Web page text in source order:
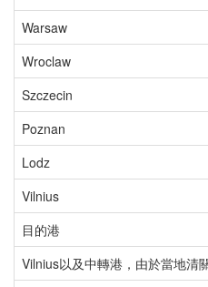
Warsaw
Wroclaw
Szczecin
Poznan
Lodz
Vilnius
目的港
Vilnius以及中轉港，由於當地清